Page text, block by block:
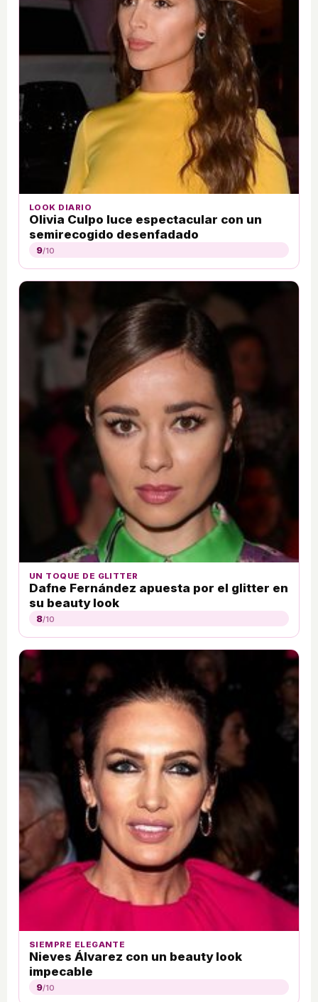
LOOK DIARIO
Olivia Culpo luce espectacular con un
semirecogido desenfadado
9/10
UN TOQUE DE GLITTER
Dafne Fernández apuesta por el glitter en
su beauty look
8/10
SIEMPRE ELEGANTE
Nieves Álvarez con un beauty look
impecable
9/10